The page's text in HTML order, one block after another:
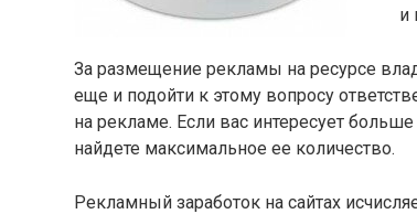
и
За размещение рекламы на ресурсе
еще и подойти к этому вопросу
на рекламе. Если вас интересует
найдете максимальное ее количество.
Рекламный заработок на сайтах